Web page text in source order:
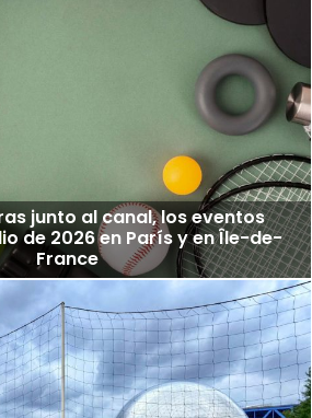
junto al canal, los eventos
de 2026 en París y en Île-de-
France